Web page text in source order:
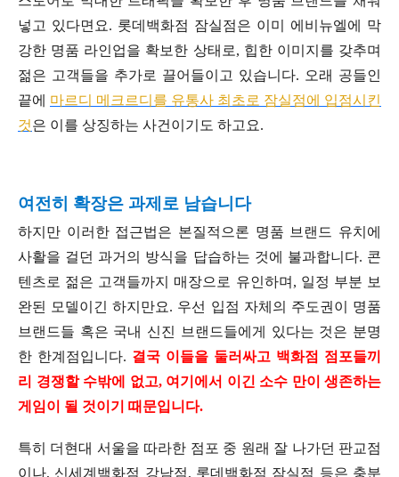
넣고 있다면요. 롯데백화점 잠실점은 이미 에비뉴엘에 막
강한 명품 라인업을 확보한 상태로, 힙한 이미지를 갖추며
젊은 고객들을 추가로 끌어들이고 있습니다. 오래 공들인
끝에 마르디 메크르디를 유통사 최초로 잠실점에 입점시킨
것은 이를 상징하는 사건이기도 하고요.
여전히 확장은 과제로 남습니다
하지만 이러한 접근법은 본질적으론 명품 브랜드 유치에
사활을 걸던 과거의 방식을 답습하는 것에 불과합니다. 콘
텐츠로 젊은 고객들까지 매장으로 유인하며, 일정 부분 보
완된 모델이긴 하지만요. 우선 입점 자체의 주도권이 명품
브랜드들 혹은 국내 신진 브랜드들에게 있다는 것은 분명
한 한계점입니다. 결국 이들을 둘러싸고 백화점 점포들끼
리 경쟁할 수밖에 없고, 여기에서 이긴 소수 만이 생존하는
게임이 될 것이기 때문입니다.
특히 더현대 서울을 따라한 점포 중 원래 잘 나가던 판교점
이나, 신세계백화점 강남점, 롯데백화점 잠실점 등은 충분